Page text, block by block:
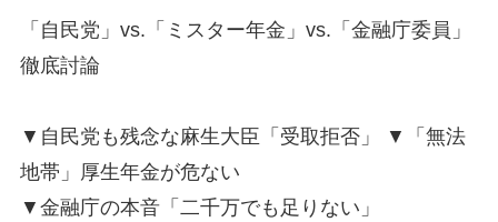
「自民党」vs.「ミスター年金」vs.「金融庁委員」
徹底討論
▼自民党も残念な麻生大臣「受取拒否」 ▼「無法
地帯」厚生年金が危ない
▼金融庁の本音「二千万でも足りない」